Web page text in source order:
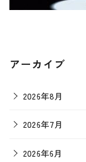
アーカイブ
2026年8月
2026年7月
2026年6月